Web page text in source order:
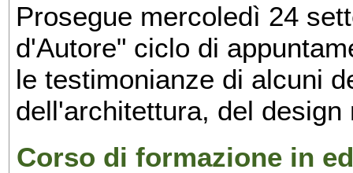
Prosegue mercoledì 24
d'Autore" ciclo di
le testimonianze di alcuni
dell'architettura, del
Corso di formazione in